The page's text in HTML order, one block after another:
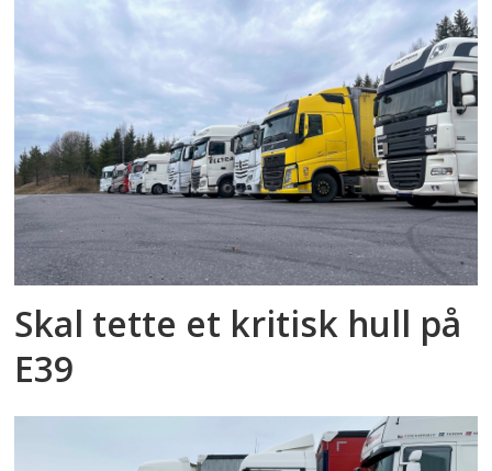
Skal tette et kritisk hull på
E39